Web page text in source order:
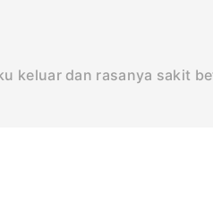
keluar dan rasanya sakit